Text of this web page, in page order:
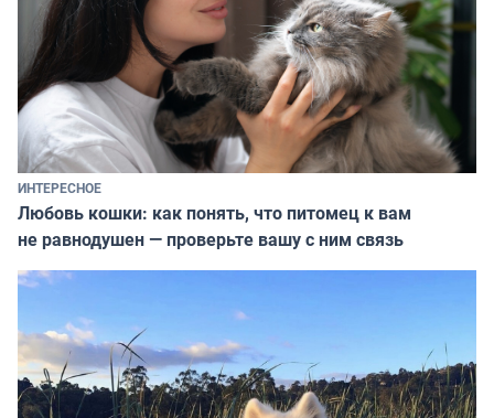
ИНТЕРЕСНОЕ
Любовь кошки: как понять, что питомец к вам
не равнодушен — проверьте вашу с ним связь